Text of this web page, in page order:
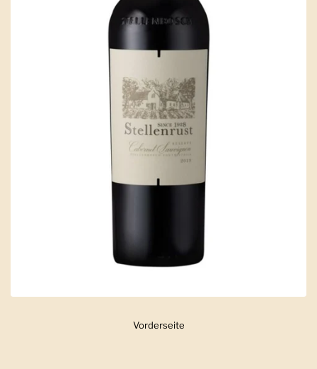
Zeige Folie 1
Vorderseite